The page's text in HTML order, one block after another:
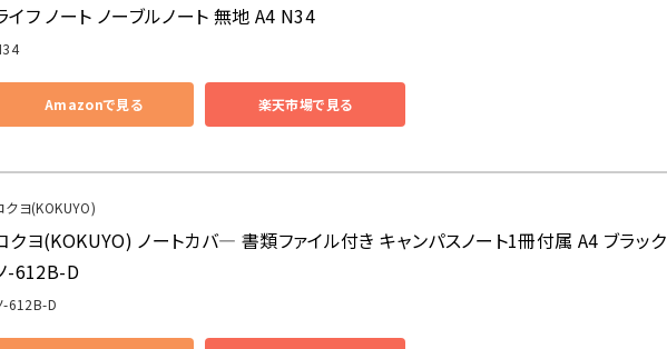
イフ ノート ノーブルノート 無地 A4 N34
Amazonで見る 楽天市場で見る
クヨ(KOKUYO)
クヨ(KOKUYO) ノートカバ― 書類ファイル付き キャンパスノート1冊付属 A4 ブラック
-612B-D
-612B-D